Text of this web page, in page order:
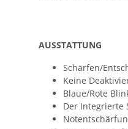
AUSSTATTUNG
Schärfen/
Keine
Blaue/Rote
Der Integrierte